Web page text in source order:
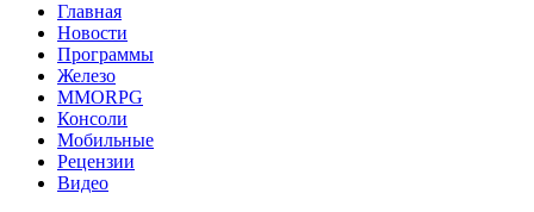
Главная
Новости
Программы
Железо
MMORPG
Консоли
Мобильные
Рецензии
Видео